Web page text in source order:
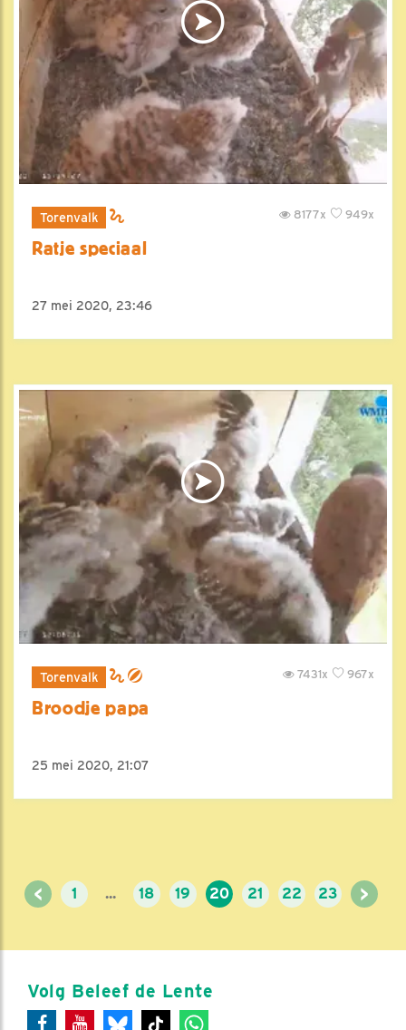
Torenvalk 949x
8177x
Ratje speciaal
27 mei 2020, 23:46
Torenvalk 967x
7431x
Broodje papa
25 mei 2020, 21:07
< 1 ... 18 19 20 21 22 23 >
Volg Beleef de Lente